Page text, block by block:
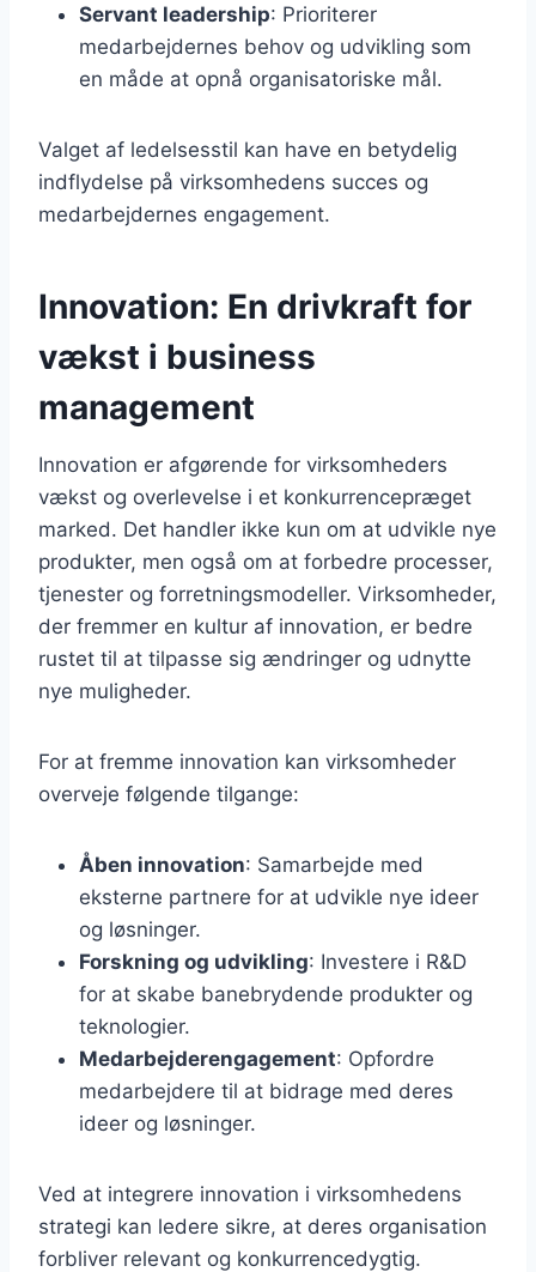
Servant leadership: Prioriterer
medarbejdernes behov og udvikling som
en måde at opnå organisatoriske mål.
Valget af ledelsesstil kan have en betydelig
indflydelse på virksomhedens succes og
medarbejdernes engagement.
Innovation: En drivkraft for
vækst i business
management
Innovation er afgørende for virksomheders
vækst og overlevelse i et konkurrencepræget
marked. Det handler ikke kun om at udvikle nye
produkter, men også om at forbedre processer,
tjenester og forretningsmodeller. Virksomheder,
der fremmer en kultur af innovation, er bedre
rustet til at tilpasse sig ændringer og udnytte
nye muligheder.
For at fremme innovation kan virksomheder
overveje følgende tilgange:
Åben innovation: Samarbejde med
eksterne partnere for at udvikle nye ideer
og løsninger.
Forskning og udvikling: Investere i R&D
for at skabe banebrydende produkter og
teknologier.
Medarbejderengagement: Opfordre
medarbejdere til at bidrage med deres
ideer og løsninger.
Ved at integrere innovation i virksomhedens
strategi kan ledere sikre, at deres organisation
forbliver relevant og konkurrencedygtig.